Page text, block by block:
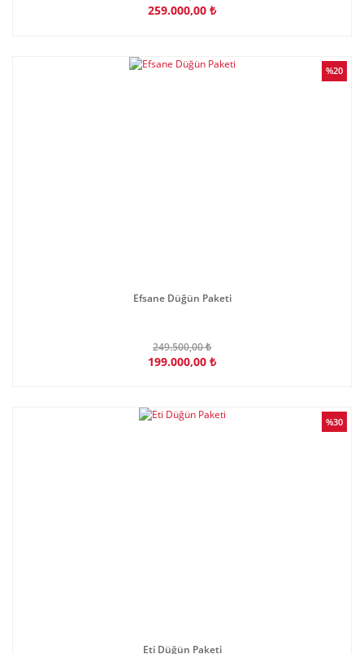
259.000,00 ₺
%20
Efsane Düğün Paketi
249.500,00 ₺
199.000,00 ₺
%30
Eti Düğün Paketi